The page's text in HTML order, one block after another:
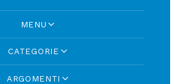
MENU
CATEGORIE
ARGOMENTI